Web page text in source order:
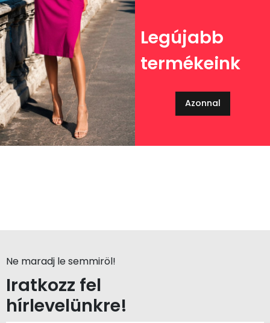
Legújabb
termékeink
Azonnal
Ne maradj le semmiröl!
Iratkozz fel
hírlevelünkre!